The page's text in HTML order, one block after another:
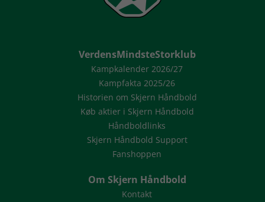
VerdensMindsteStorklub
Kampkalender 2026/27
Kampfakta 2025/26
Historien om Skjern Håndbold
Køb aktier i Skjern Håndbold
Håndboldlinks
Skjern Håndbold Support
Fanshoppen
Om Skjern Håndbold
Kontakt